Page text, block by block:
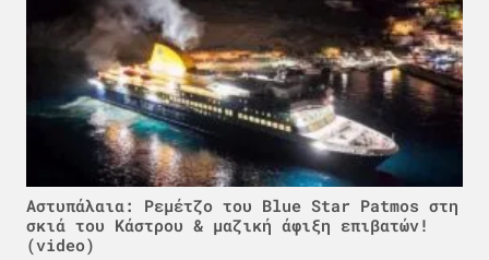
Αστυπάλαια: Ρεμέτζο του Blue Star Patmos στη
σκιά του Κάστρου & μαζική άφιξη επιβατών!
(video)